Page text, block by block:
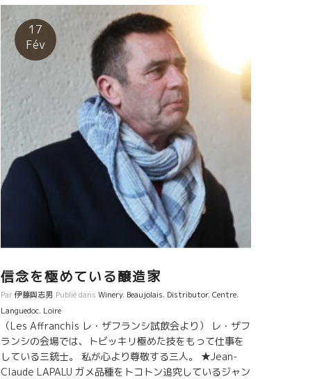
ミエル醸造のエメリックだ。 ここラングドック地方に異
質の爽やかな光と変化をうながしている天才肌のエメリ
ック アルゼンチン、チリ、カルフォルニア、南アフリカ
に行ってワイン造りを経験して、先祖代々伝わっている
ラングドック地方の葡萄園に戻ってきた。 次々と新しい
発想で新しいタイプのワインを造り出しているイノベタ
ー。 斬新なラベルで世にだしている。 造りは勿論、bio
栽培、自生酵母、SO２（酸化防止剤）など添加なしで、
クリアなワインを実現。 Amielアミエル醸造のワインか
ら目を離せない！！ （問合せはBMO社、トロワ・ザムー
ルにてワインあり）
17
Fév
信念を極めている醸造家
Par伊藤與志男 Publié dans Winery, Beaujolais, Distributor,Centre,
Languedoc, Loire
（Les Affranchis レ・ザフランシ試飲会より） レ・ザフ
ランシの会場では、トビッキリ極めた技をもって仕事を
している三銃士。 私が心より尊敬する三人。 ★Jean-
Claude LAPALU ガメ品種をトコトン追究しているジャン